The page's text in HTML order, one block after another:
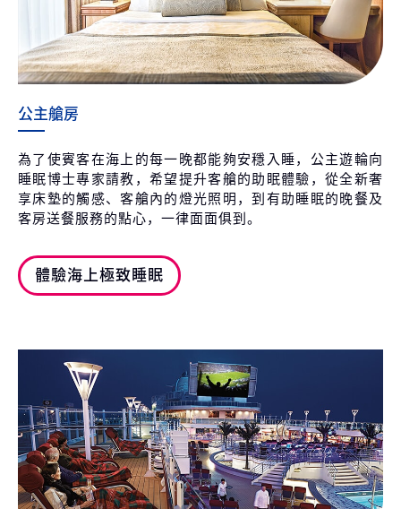
公主艙房
為了使賓客在海上的每一晚都能夠安穩入睡，公主遊輪向
睡眠博士專家請教，希望提升客艙的助眠體驗，從全新奢
享床墊的觸感、客艙內的燈光照明，到有助睡眠的晚餐及
客房送餐服務的點心，一律面面俱到。
體驗海上極致睡眠